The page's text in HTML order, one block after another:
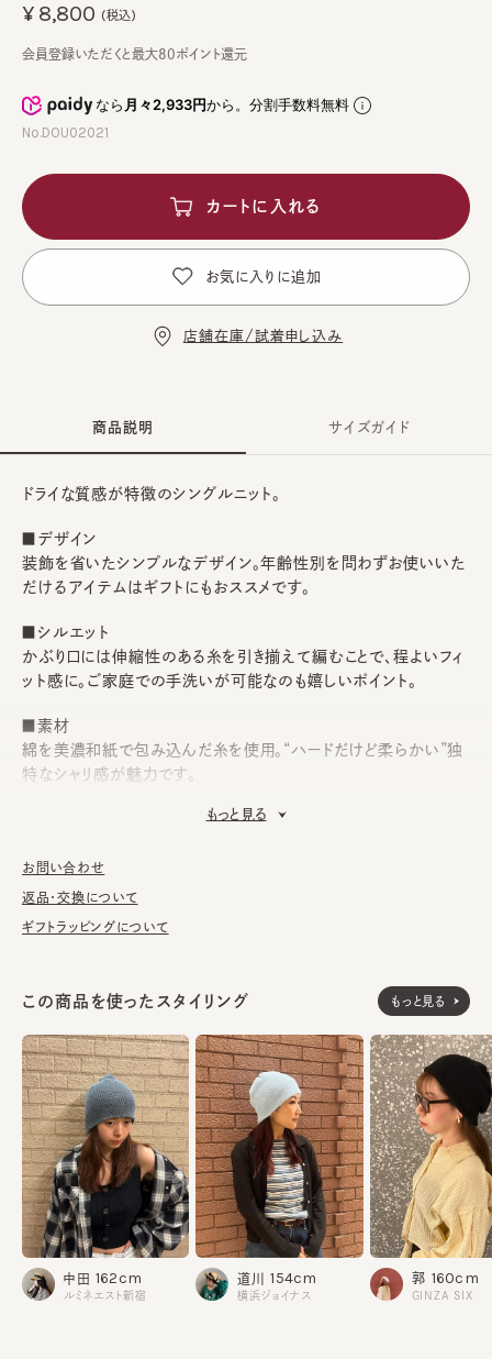
なら月々2,933円から。分割手数料無料
No.DOU02021
¥8,800 (税込)
会員登録いただくと最大80ポイント還元
カートに入れる
お気に入りに追加
店舗在庫/試着申し込み
商品説明
ドライな質感が特徴のシングルニット。
■デザイン
装飾を省いたシンプルなデザイン。年齢性別を問わずお使いいた
だけるアイテムはギフトにもおススメです。
■シルエット
かぶり口には伸縮性のある糸を引き揃えて編むことで、程よいフィ
ット感に。ご家庭での手洗いが可能なのも嬉しいポイント。
■素材
綿を美濃和紙で包み込んだ糸を使用。“ハードだけど柔らかい”独
特なシャリ感が魅力です。
濯の際は単独手洗いで洗濯後、形を整え陰干ししてください。
素材 綿48% 和紙34% ポリエステル15% ナイロン3%
もっと見る
サイズガイド
お問い合わせ
返品・交換について
ギフトラッピングについて
この商品を使ったスタイリング もっと見る
中田 162cm
ルミネエスト新宿
道川 154cm
横浜ジョイナス
郭 160cm
GINZA SIX